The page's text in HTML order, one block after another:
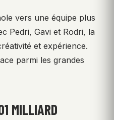
vers une équipe plus
Pedri, Gavi et Rodri, la
et expérience.
parmi les grandes
MILLIARD